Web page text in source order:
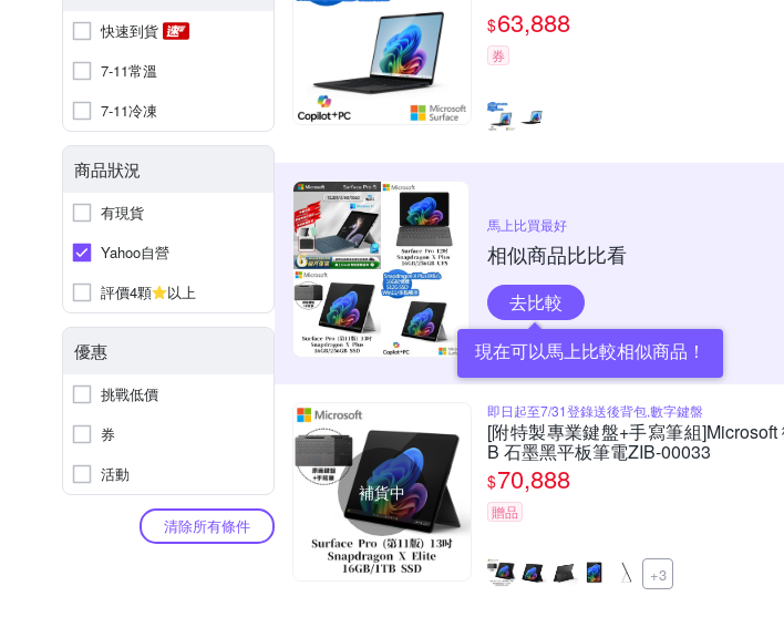
快速到貨
7-11常溫
7-11冷凍
商品狀況
有現貨
Yahoo自營
評價4顆
以上
優惠
挑戰低價
券
活動
清除所有條件
$63,888
券
馬上比買最好
相似商品比比看
去比較
現在可以馬上比較相似商品！
補貨中
即日起至7/31登錄送後背包,數字鍵盤
[附特製專業鍵盤+手寫筆組
B 石墨黑平板筆電ZIB-00033
$70,888
贈品
+3